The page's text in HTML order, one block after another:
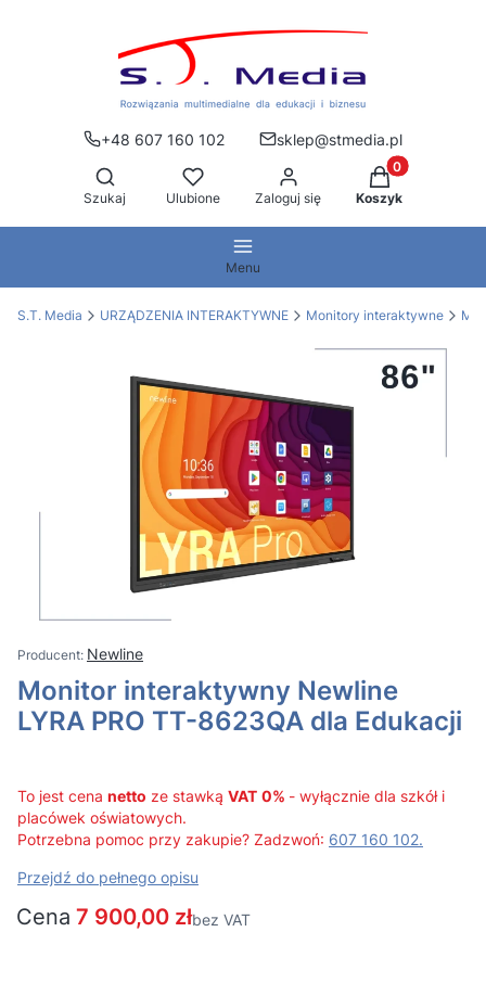
+48 607 160 102
sklep@stmedia.pl
Otwórz wyszukiwarkę
Szukaj Ulubione Zaloguj się
Produkty w
Koszyk
Menu
S.T. Media URZĄDZENIA INTERAKTYWNE Monitory interaktywne
Newline
Monitor interaktywny Newline
LYRA PRO TT-8623QA dla Edukacji
To jest cena netto ze stawką VAT 0% - wyłącznie dla szkół i
placówek oświatowych.
Potrzebna pomoc przy zakupie? Zadzwoń: 607 160 102.
Przejdź do pełnego opisu
Cena 7 900,00 złbez VAT